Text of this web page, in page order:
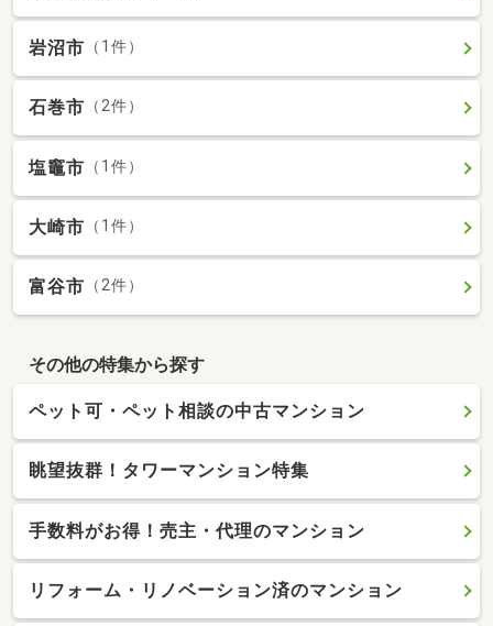
岩沼市 （1件）
石巻市 （2件）
塩竈市 （1件）
大崎市 （1件）
富谷市 （2件）
その他の特集から探す
ペット可・ペット相談の中古マンション
眺望抜群！タワーマンション特集
手数料がお得！売主・代理のマンション
リフォーム・リノベーション済のマンション